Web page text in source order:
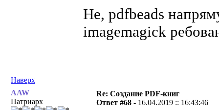
Не, pdfbeads
imagemagick
Наверх
AAW
Патриарх
Re: Создание PDF-книг
Ответ #68 - 16.04.2019 :: 16:43:46